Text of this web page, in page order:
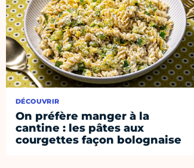
DÉCOUVRIR
On préfère manger à la
cantine : les pâtes aux
courgettes façon bolognaise